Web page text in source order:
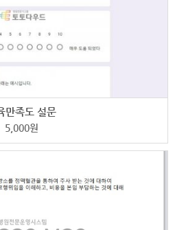
만족도 설문
5,000원